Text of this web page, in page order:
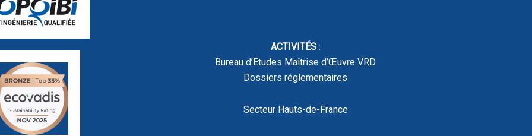
ACTIVITÉS:
Bureau d’Etudes Maîtrise d’Œuvre VRD
Dossiers réglementaires
Secteur Hauts-de-France